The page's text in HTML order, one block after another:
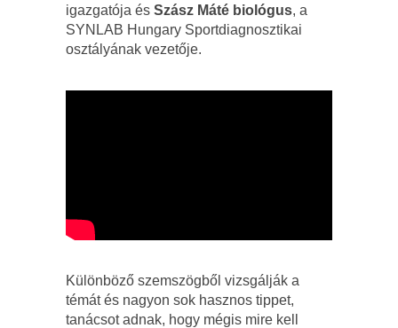
igazgatója és Szász Máté biológus, a
SYNLAB Hungary Sportdiagnosztikai
osztályának vezetője.
Különböző szemszögből vizsgálják a
témát és nagyon sok hasznos tippet,
tanácsot adnak, hogy mégis mire kell